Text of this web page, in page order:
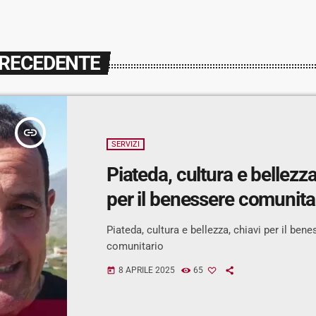
insert_link
SERVIZI
Piateda, cultura e
per il benessere
Piateda, cultura e bellezza, chiavi per il
comunitario
today 8 APRILE 2025 65